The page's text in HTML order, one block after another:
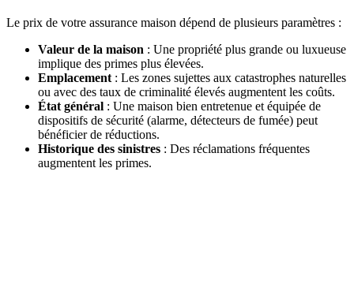
Le prix de votre assurance maison dépend de plusieurs paramètres :
Valeur de la maison : Une propriété plus grande ou luxueuse
implique des primes plus élevées.
Emplacement : Les zones sujettes aux catastrophes naturelles
ou avec des taux de criminalité élevés augmentent les coûts.
État général : Une maison bien entretenue et équipée de
dispositifs de sécurité (alarme, détecteurs de fumée) peut
bénéficier de réductions.
Historique des sinistres : Des réclamations fréquentes
augmentent les primes.